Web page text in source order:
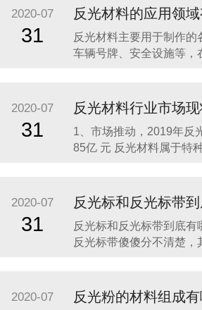
正规厂家生产的，这样就
量以及光学膜在使用过程
选择反光布的反光时间比
在不同的行业中，
2020-07
31
反光材料的应用领
反光材料主要用于制作的
车辆号牌、安全设施等，
的识别能力，看清目标，
事故发生，减少人员伤亡
为道路交通不可缺少的安
的社会效益。使用范
2020-07
31
1、市场推动，2019年反
85亿 元 反光材料属于特
两类。 由于我国近些年的
的公路建设、汽车产业、
业等一直处在一种高速发
反光材料产
2020-07
31
反光标和反光标带
反光标和反光标带到底有
反光标带傻傻分不清楚，
的色彩起到明显的警示作
足的情况下，其明亮的反
2020-07 反光粉的材料组成